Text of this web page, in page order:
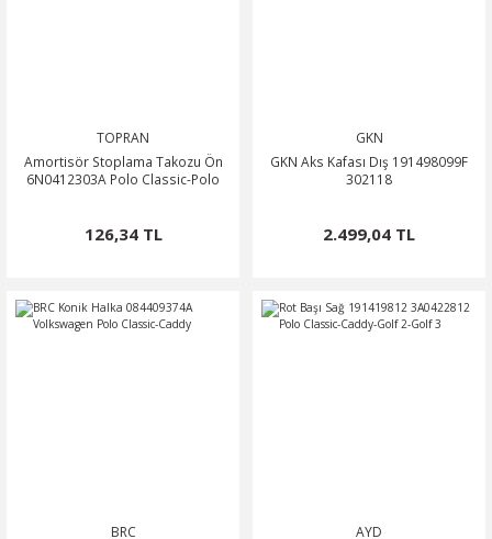
TOPRAN
Amortisör Stoplama Takozu Ön
6N0412303A Polo Classic-Polo
126,34 TL
GKN
GKN Aks Kafası Dış 191498099F
302118
2.499,04 TL
BRC AYD